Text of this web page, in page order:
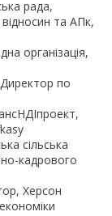
рада,
та АПк,
організація,
по
сільська
кадрового
Херсон